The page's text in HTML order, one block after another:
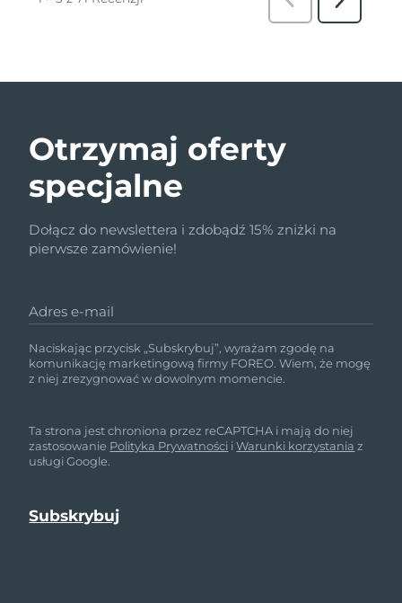
Otrzymaj oferty
specjalne
Dołącz do newslettera i zdobądź 15% zniżki na
pierwsze zamówienie!
Adres e-mail
Naciskając przycisk „Subskrybuj”, wyrażam zgodę na
komunikację marketingową firmy FOREO. Wiem, że mogę
z niej zrezygnować w dowolnym momencie.
Ta strona jest chroniona przez reCAPTCHA i mają do niej
zastosowanie Polityka Prywatności iWarunki korzystania z
usługi Google.